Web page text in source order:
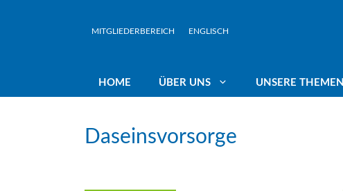
MITGLIEDERBEREICH ENGLISCH
HOME ÜBER UNS UNSERE THEMEN
Daseinsvorsorge